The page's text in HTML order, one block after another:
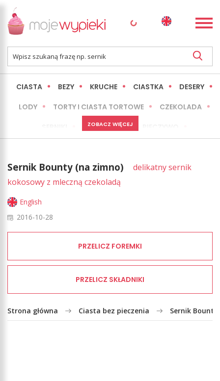
CIASTA BEZY KRUCHE CIASTKA DESERY
LODY TORTY I CIASTA TORTOWE CZEKOLADA
MINI WYPIEKI
LŻEJSZE / ZDROWSZE INNE
ZOBACZ WIĘCEJ
Sernik Bounty (na zimno)
delikatny sernik
kokosowy z mleczną czekoladą
English
2016-10-28
PRZELICZ FOREMKI
PRZELICZ SKŁADNIKI
Strona główna Ciasta bez pieczenia Sernik